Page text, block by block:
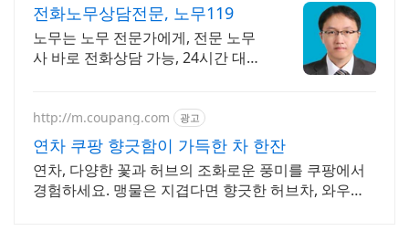
전화노무상담전문, 노무119
노무는 노무 전문가에게, 전문 노무
사 바로 전화상담 가능, 24시간 대기
http://m.coupang.com 광고
연차 쿠팡 향긋함이 가득한 차 한잔
연차, 다양한 꽃과 허브의 조화로운 풍미를 쿠팡에서
경험하세요. 맹물은 지겹다면 향긋한 허브차, 와우회